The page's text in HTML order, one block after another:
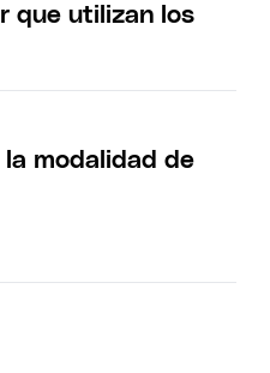
que utilizan los
modalidad de